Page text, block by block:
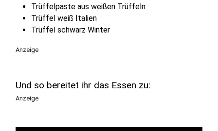
Trüffelpaste aus weißen Trüffeln
Trüffel weiß Italien
Trüffel schwarz Winter
Anzeige
Und so bereitet ihr das Essen zu:
Anzeige